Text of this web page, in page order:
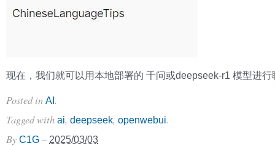
现在，我们就可以用本地部署的 千问或deepseek-r1 模型进行
Posted in AI.
Tagged with ai, deepseek, openwebui.
By C1G – 2025/03/03